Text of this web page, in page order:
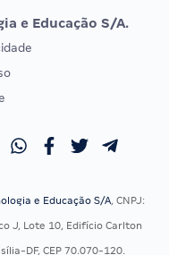
DE ORDEM
OAB
e Educação S/A.
e Educação S/A, CNPJ:
J, Lote 10, Edifício Carlton
DF, CEP 70.070-120.